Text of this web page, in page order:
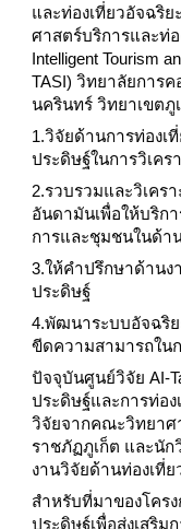
และท่องเที่ยวอัจฉริ
ศาสตร์บริการและท่
Intelligent Tourism
TASI) วิทยาลัยการ
นครินทร์ วิทยาเขตภู
1.วิจัยด้านการท่อง
ประดิษฐ์ในการวิเคร
2.รวบรวมและวิเคร
อันดามันเพื่อให้บริก
การและชุมชนในด้า
3.ให้คำปรึกษาด้าน
ประดิษฐ์
4.พัฒนาระบบอัจฉริย
ขีดความสามารถใน
ปัจจุบันศูนย์วิจัย AI-
ประดิษฐ์และการท่อ
วิจัยจากคณะวิทยาศ
ราชภัฏภูเก็ต และนั
งานวิจัยด้านท่องเที่
สำหรับที่มาของโค
ประดิษฐ์เพื่อส่งเสริม